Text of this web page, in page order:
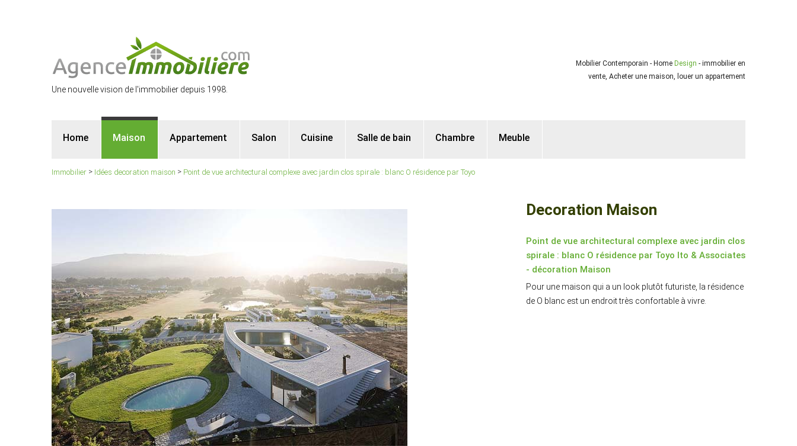
Une nouvelle vision de l'immobilier depuis 1998.
Mobilier Contemporain - Home Design - immobilier en
vente, Acheter une maison, louer un appartement
Home Maison Appartement Salon Cuisine Salle de bain Chambre Meuble
Immobilier > Idées decoration maison > Point de vue architectural complexe avec jardin clos spirale : blanc O résidence par Toyo
Decoration Maison
Point de vue architectural complexe avec jardin clos
spirale : blanc O résidence par Toyo Ito & Associates
- décoration Maison
Pour une maison qui a un look plutôt futuriste, la résidence
de O blanc est un endroit très confortable à vivre.